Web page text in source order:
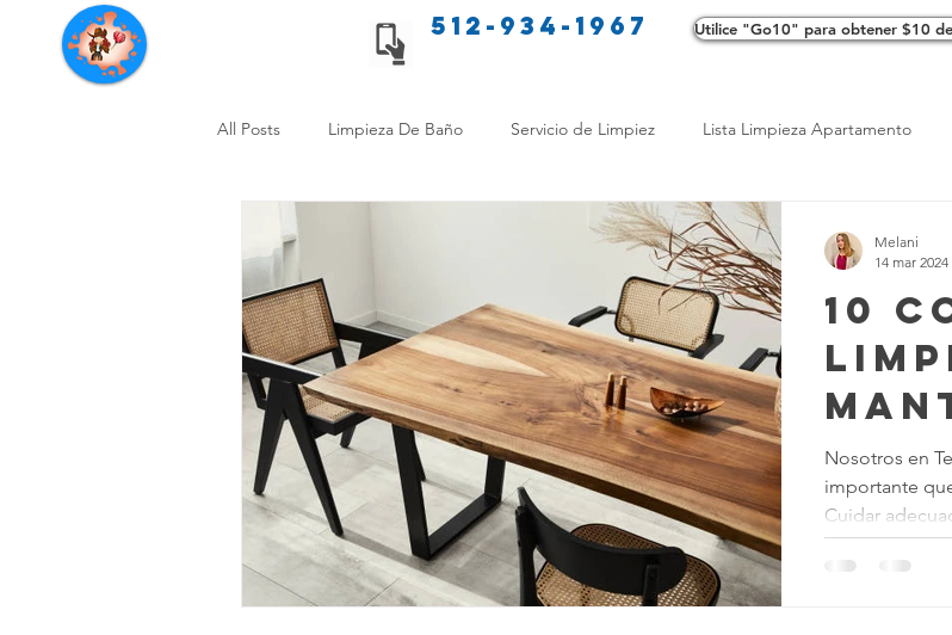
Servicios de limpieza de Texas 512-934-1967 Utilice "Go10" para obtener $10
All Posts Limpieza De Baño Servicio de Limpiez Lista Limpieza Apartamento
Consejos de limpieza ecológica
Limpieza Sin Alergias Beneficios de Profesionales LimpiezaTransformadora
Comparación Limpieza Hogar Opciones de limpieza Diferencias en Limpieza
Organiza tu Hogar Limpieza y Bienestar Productos de Limpieza Caseros
Viviendo en un apartamento Limpieza de Alfombras Texas Cleaning Services
10
Nosotros en
importante
Cuidar
Melani
14 mar 2024